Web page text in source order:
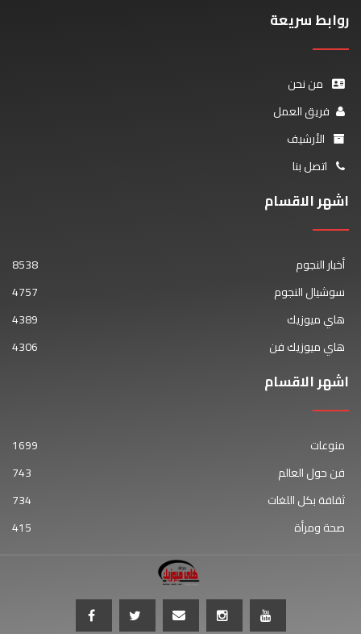
روابط سريعة
من نحن
فريق العمل
الأرشيف
اتصل بنا
اشهر الاقسام
أخبار النجوم
8538
سوشيال النجوم
4757
هاي ميوزيك
4389
هاي ميوزيك فن
4306
اشهر الاقسام
منوعات
1699
فن حول العالم
743
ثقافة بكل اللغات
734
صحة ومرأة
415